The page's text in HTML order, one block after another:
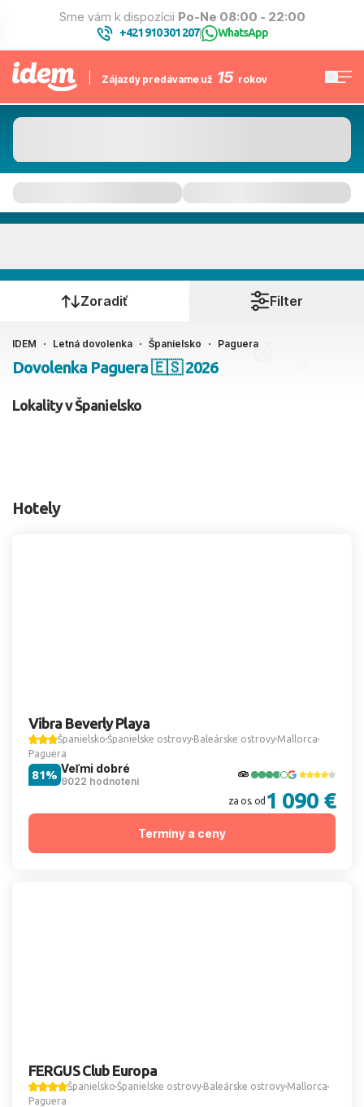
Sme vám k dispozícii Po-Ne 08:00 - 22:00
+421 910 301 207| WhatsApp
Zájazdy predávame už 15 rokov
Kedy cestujete?
Ako cestujete?
2 dospelí, 0 deti
Zoradiť Filter
IDEM Letná dovolenka Španielsko Paguera
Dovolenka Paguera 🇪🇸 2026
Lokality v Španielsko
Hotely
Vibra Beverly Playa
Španielsko Španielske ostrovy Baleárske ostrovy Mallorca
Paguera
Veľmi dobré
9022 hodnotení
81%
za os. od 1 090 €
Termíny a ceny
FERGUS Club Europa
Španielsko Španielske ostrovy Baleárske ostrovy Mallorca
Paguera